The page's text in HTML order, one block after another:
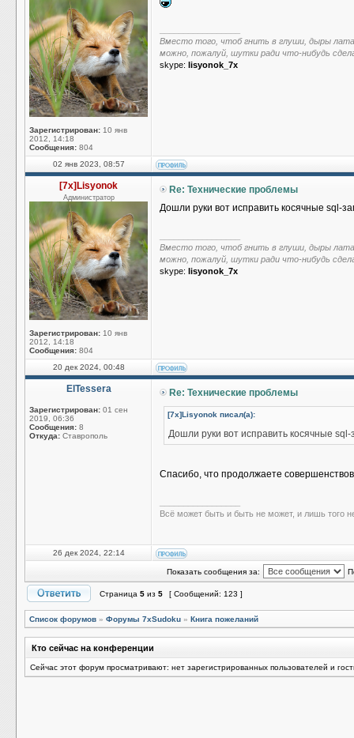
Зарегистрирован: 10 янв
2012, 14:18
Сообщения: 804
Вместо того, чтоб гнить в глуши, дыры
можно, пожалуй, шутки ради что-нибудь
skype: lisyonok_7x
02 янв 2023, 08:57
[7x]Lisyonok
Администратор
Зарегистрирован: 10 янв
2012, 14:18
Сообщения: 804
Re: Технические проблемы
Дошли руки вот исправить косячные sql-
Вместо того, чтоб гнить в глуши, дыры
можно, пожалуй, шутки ради что-нибудь
skype: lisyonok_7x
20 дек 2024, 00:48
ElTessera
Зарегистрирован: 01 сен
2019, 06:36
Сообщения: 8
Откуда: Ставрополь
Re: Технические проблемы
[7x]Lisyonok писал(а):
Дошли руки вот исправить косячные
Спасибо, что продолжаете
Всё может быть и быть не может, и лишь того
26 дек 2024, 22:14
Показать сообщения за:
Страница 5 из 5 [ Сообщений: 123 ]
Список форумов » Форумы 7xSudoku » Книга пожеланий
Кто сейчас на конференции
Сейчас этот форум просматривают: нет зарегистрированных пользователей и